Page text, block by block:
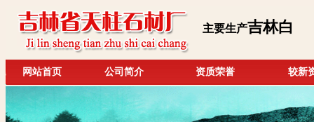
主要生产吉林白
网站首页 公司简介 资质荣誉 较新